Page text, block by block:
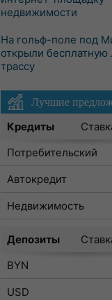
недвижимости
На гольф-поле под
открыли
трассу
Лучшие
Кредиты
Потребительский
Автокредит
Недвижимость
Депозиты
BYN
USD